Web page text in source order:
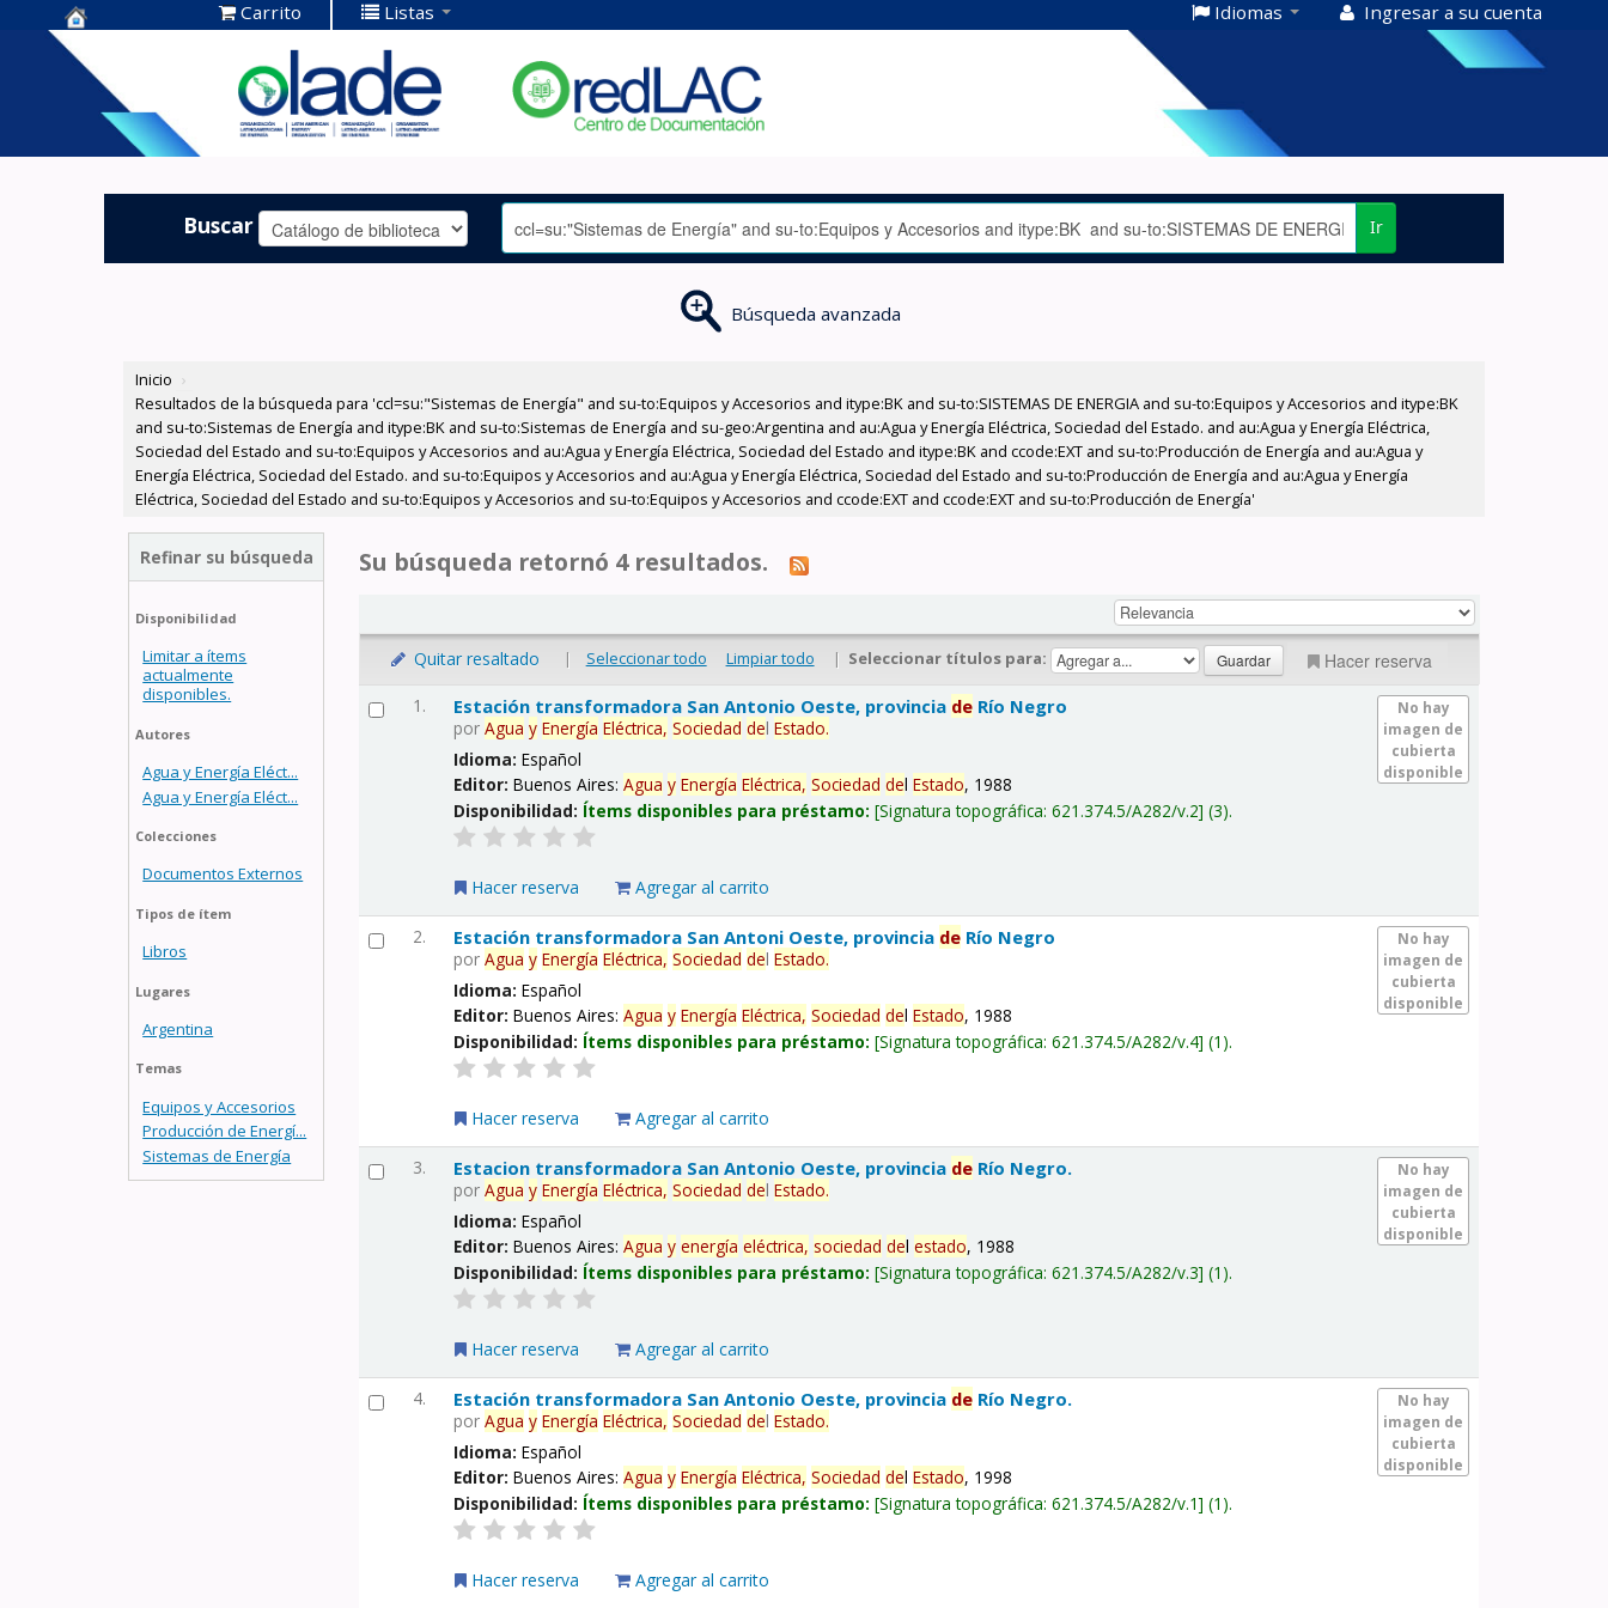
Centro de
Documentación
OLADE -
Carrito Listas Idiomas Ingresar a su cuenta
Buscar Ir
Búsqueda avanzada
Inicio ›
Resultados de la búsqueda para 'ccl=su:"Sistemas de Energía" and su-to:Equipos y Accesorios and itype:BK and su-to:SISTEMAS DE ENERGIA and su-to:Equipos y Accesorios and itype:BK
and su-to:Sistemas de Energía and itype:BK and su-to:Sistemas de Energía and su-geo:Argentina and au:Agua y Energía Eléctrica, Sociedad del Estado. and au:Agua y Energía Eléctrica,
Sociedad del Estado and su-to:Equipos y Accesorios and au:Agua y Energía Eléctrica, Sociedad del Estado and itype:BK and ccode:EXT and su-to:Producción de Energía and au:Agua y
Energía Eléctrica, Sociedad del Estado. and su-to:Equipos y Accesorios and au:Agua y Energía Eléctrica, Sociedad del Estado and su-to:Producción de Energía and au:Agua y Energía
Eléctrica, Sociedad del Estado and su-to:Equipos y Accesorios and su-to:Equipos y Accesorios and ccode:EXT and ccode:EXT and su-to:Producción de Energía'
Refinar su búsqueda
Disponibilidad
Limitar a ítems
actualmente
disponibles.
Autores
Agua y Energía Eléct...
Agua y Energía Eléct...
Colecciones
Documentos Externos
Tipos de ítem
Libros
Lugares
Argentina
Temas
Equipos y Accesorios
Producción de Energí...
Sistemas de Energía
Su búsqueda retornó 4 resultados.
Quitar resaltado | Seleccionar todo Limpiar todo | Seleccionar títulos para: Hacer reserva
1.
No hay
imagen de
cubierta
disponible
Estación transformadora San Antonio Oeste, provincia de Río Negro
porAgua y Energía Eléctrica, Sociedad delEstado.
Idioma:Español
Editor:Buenos Aires:Agua y Energía Eléctrica, Sociedad delEstado, 1988
Disponibilidad: Ítems disponibles para préstamo: Signatura topográfica:621.374.5/A282/v.2 (3).
Hacer reserva Agregar al carrito
2.
No hay
imagen de
cubierta
disponible
Estación transformadora San Antoni Oeste, provincia de Río Negro
porAgua y Energía Eléctrica, Sociedad delEstado.
Idioma:Español
Editor:Buenos Aires:Agua y Energía Eléctrica, Sociedad delEstado, 1988
Disponibilidad: Ítems disponibles para préstamo: Signatura topográfica:621.374.5/A282/v.4 (1).
Hacer reserva Agregar al carrito
3.
No hay
imagen de
cubierta
disponible
Estacion transformadora San Antonio Oeste, provincia de Río Negro.
porAgua y Energía Eléctrica, Sociedad delEstado.
Idioma:Español
Editor:Buenos Aires:Agua y energía eléctrica, sociedad delestado, 1988
Disponibilidad: Ítems disponibles para préstamo: Signatura topográfica:621.374.5/A282/v.3 (1).
Hacer reserva Agregar al carrito
4.
No hay
imagen de
cubierta
disponible
Estación transformadora San Antonio Oeste, provincia de Río Negro.
porAgua y Energía Eléctrica, Sociedad delEstado.
Idioma:Español
Editor:Buenos Aires:Agua y Energía Eléctrica, Sociedad delEstado, 1998
Disponibilidad: Ítems disponibles para préstamo: Signatura topográfica:621.374.5/A282/v.1 (1).
Hacer reserva Agregar al carrito